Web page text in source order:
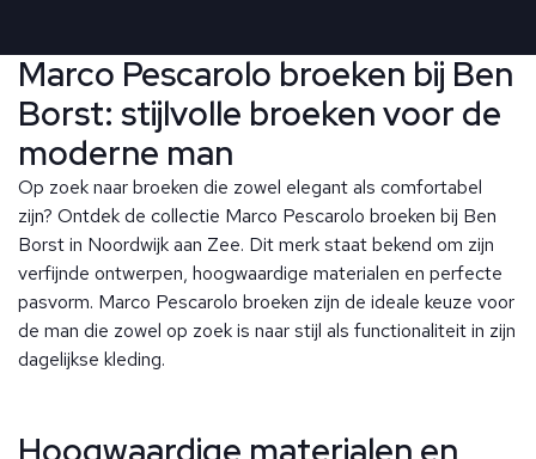
Marco Pescarolo broeken bij Ben
Borst: stijlvolle broeken voor de
moderne man
Op zoek naar broeken die zowel elegant als comfortabel
zijn? Ontdek de collectie Marco Pescarolo broeken bij Ben
Borst in Noordwijk aan Zee. Dit merk staat bekend om zijn
verfijnde ontwerpen, hoogwaardige materialen en perfecte
pasvorm. Marco Pescarolo broeken zijn de ideale keuze voor
de man die zowel op zoek is naar stijl als functionaliteit in zijn
dagelijkse kleding.